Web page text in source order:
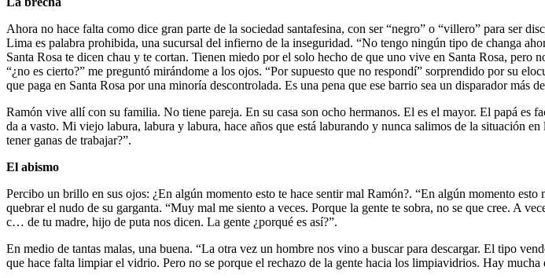
Ahora no hace falta como dice gran parte de la sociedad santafesina, con ser “negro” o “villero” para ser
Lima es palabra prohibida, una sucursal del infierno de la inseguridad. “No tengo ningún tipo de changa
Santa Rosa te dicen chau y te cortan. Tienen miedo por el solo hecho de que uno vive en Santa Rosa,
“¿no es cierto?” me preguntó mirándome a los ojos. “Por supuesto que no respondí” sorprendido por su
que paga en Santa Rosa por una minoría descontrolada. Es una pena que ese barrio sea un disparador
Ramón vive allí con su familia. No tiene pareja. En su casa son ocho hermanos. El es el mayor. El papá es
da a vasto. Mi viejo labura, labura y labura, hace años que está laburando y nunca salimos de la situación
tener ganas de trabajar?”.
El abismo
Percibo un brillo en sus ojos: ¿En algún momento esto te hace sentir mal Ramón?. “En algún momento
quebrar el nudo de su garganta. “Muy mal me siento a veces. Porque la gente te sobra, no se que cree. A
c… de tu madre, hijo de puta nos dicen. La gente ¿porqué es así?”.
En medio de tantas malas, una buena. “La otra vez un hombre nos vino a buscar para descargar. El tipo
que hace falta limpiar el vidrio. Pero no se porque el rechazo de la gente hacia los limpiavidrios. Hay mucha